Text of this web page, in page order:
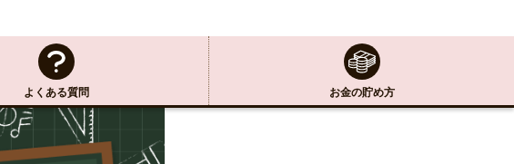
よくある質問 お金の貯め方